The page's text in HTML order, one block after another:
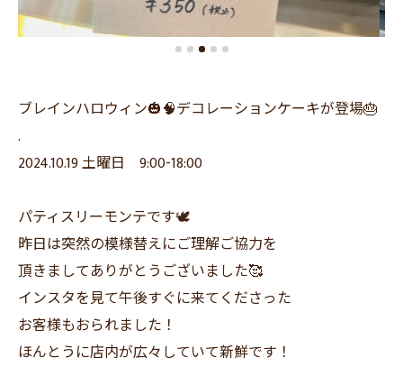
ブレインハロウィン🎃🧠デコレーションケーキが登場🎂
.
2024.10.19 土曜日 9:00-18:00
パティスリーモンテです🕊
昨日は突然の模様替えにご理解ご協力を
頂きましてありがとうございました🥰
インスタを見て午後すぐに来てくださった
お客様もおられました！
ほんとうに店内が広々していて新鮮です！